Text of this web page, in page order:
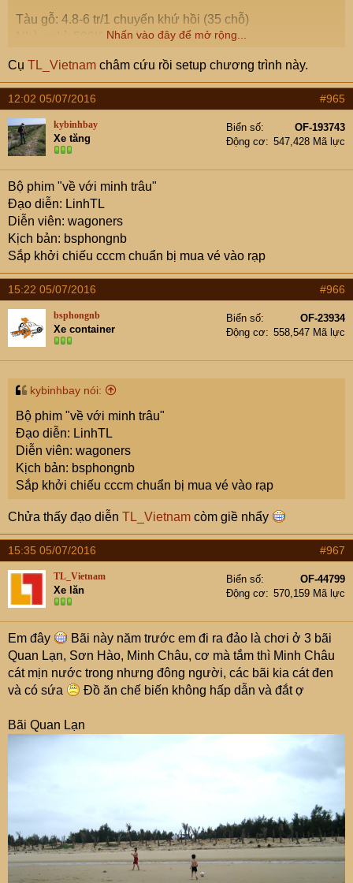
Tàu gỗ: 4.8-6 tr/1 chuyến khứ hồi (35 chỗ)
Nhà nghỉ: 500K /1 phòng
Câu mực đêm: 1.5tr/1 thuyền/ 15 người
Tổng chi phí đoàn em: 2.2 tr/1 người lớn (tất cả trừ quà),
giá đã bao gồm chi phí cho trẻ em dưới 12 tuổi
Ngày 1: Sáng thứ 6 , Hà Nội - Vân Đồn:
Hải Phòng. Chạy theo cung đường: dự kiến khoảng 4
tiếng. Lưu ý cung đường này chạy đúng tốc độ, đúng
phân làn đường, đề phòng container
+ Chạy cao tốc Hà Nội – Hải Phòng (5B): rẽ ra QL 10
+ Thủy Nguyên (Hải Phòng): ăn sáng tại Thủy Nguyên
+ Uông Bí - Cửa Ông: 80 km.
- 9h30 đến Cái Rồng
- 10h: lên tàu gỗ thuê riêng: ăn trưa nhẹ trên tàu bằng đồ
ăn nhẹ chuẩn bị sẵn từ nhà, nhà nào mua gì hết bao tiền
thì liệt kê để cộng bù trừ cuối ngày.
+ Lên đảo: thuê khách sạn 4 xe điện đón đoàn về: 100K/1
xe về nhà nghỉ ngủ và nghỉ trưa.
- Chiều tắm biến tự do, chụp hoàng hôn nếu có
- Ăn tối tại khách sạn với set thực ăn bữa đầu như dưới
(150K/1 người)
+ Tối vui chơi tập thể, đi dạo bãi biển
nếu có thể. Đi bằng tầu, không thúng mủng gì hết.
+ Đón bình minh trên bãi biển Minh Châu, tắm biển
+ Đi tuktuk đi 1 vòng quanh đảo ngắm: đình làng, bãi
Nhấn vào đây để mở rộng...
Cụ TL_Vietnam châm cứu rồi setup chương trình này.
12:02 05/07/2016 #965
kybinhbay
Xe tăng
Biển số
OF-193743
Động cơ
547,428 Mã lực
Bộ phim "về với minh trâu"
Đạo diễn: LinhTL
Diễn viên: wagoners
Kịch bản: bsphongnb
Sắp khởi chiếu cccm chuẩn bị mua vé vào rạp
15:22 05/07/2016 #966
bsphongnb
Xe container
Biển số
OF-23934
Động cơ
558,547 Mã lực
kybinhbay nói:
Bộ phim "về với minh trâu"
Đạo diễn: LinhTL
Diễn viên: wagoners
Kịch bản: bsphongnb
Sắp khởi chiếu cccm chuẩn bị mua vé vào rạp
Chửa thấy đạo diễn TL_Vietnam còm giề nhẩy
15:35 05/07/2016 #967
TL_Vietnam
Xe lăn
Biển số
OF-44799
Động cơ
570,159 Mã lực
Em đây
Bãi này năm trước em đi ra đảo là chơi ở 3 bãi
Quan Lạn, Sơn Hào, Minh Châu, cơ mà tắm thì Minh Châu
cát mịn nước trong nhưng đông người, các bãi kia cát đen
và có sứa
Đồ ăn chế biến không hấp dẫn và đắt ợ
Bãi Quan Lạn